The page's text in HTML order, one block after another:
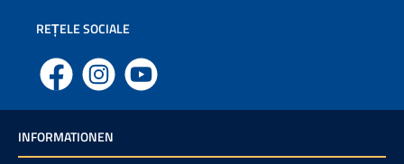
REȚELE SOCIALE
Facebook Instagram YouTube
INFORMATIONEN